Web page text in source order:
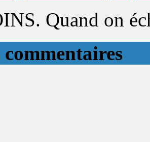
Quand on